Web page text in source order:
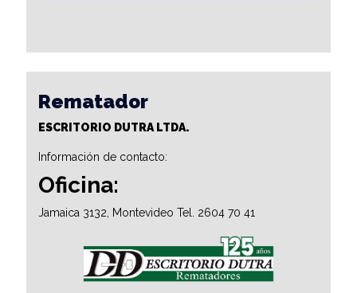
Rematador
ESCRITORIO DUTRA LTDA.
Información de contacto:
Oficina:
Jamaica 3132, Montevideo Tel. 2604 70 41